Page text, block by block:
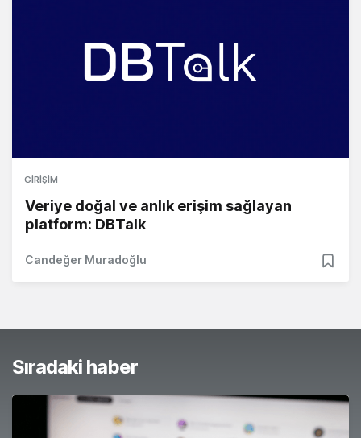
GIRIŞIM
Veriye doğal ve anlık erişim sağlayan
platform: DBTalk
Candeğer Muradoğlu
Sıradaki haber